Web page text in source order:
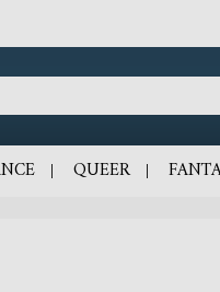
QUEER